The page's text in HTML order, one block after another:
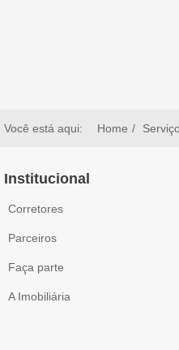
Você está aqui: Home
Institucional
Corretores
Parceiros
Faça parte
A Imobiliária